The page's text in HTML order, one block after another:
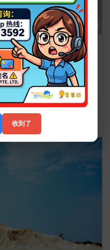
收到了
安梦度假村 The ANMON
详情介绍